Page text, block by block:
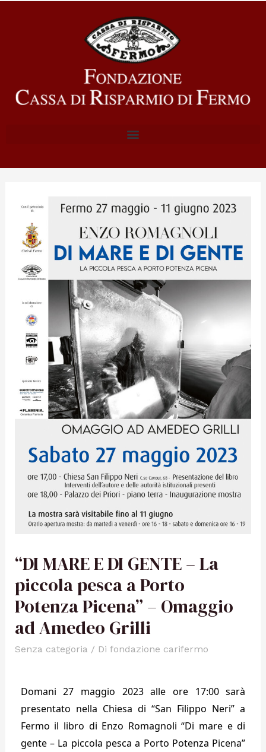
“DI MARE E DI GENTE – La
piccola pesca a Porto
Potenza Picena” – Omaggio
ad Amedeo Grilli
Senza categoria / Di fondazione carifermo
Domani 27 maggio 2023 alle ore 17:00 sarà
presentato nella Chiesa di “San Filippo Neri” a
Fermo il libro di Enzo Romagnoli “Di mare e di
gente – La piccola pesca a Porto Potenza Picena”